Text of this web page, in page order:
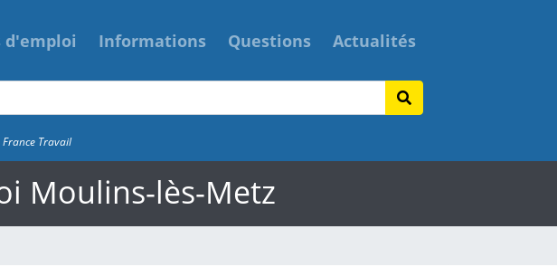
d'emploi Informations Questions Actualités
Travail
Moulins-lès-Metz